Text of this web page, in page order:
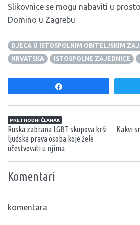
Slikovnice se mogu nabaviti u
Domino u Zagrebu.
DJECA U ISTOSPOLNIM OBITELJSKIM
HRVATSKA
ISTOSPOLNE ZAJEDNICE
Navigacija članaka
PRETHODNI ČLANAK
Ruska zabrana LGBT skupova krši
ljudska prava osoba koje žele
učestvovati u njima
Kakvi
Komentari
komentara